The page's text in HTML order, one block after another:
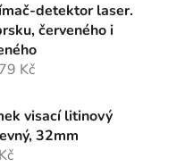
detektor laser.
červeného i
Kč
visací litinový
32mm